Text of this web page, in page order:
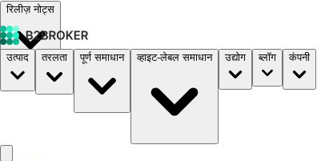
रिलीज़ नोट्स
दस्तावेज़ मूल्य निर्धारणB2STORE
उत्पाद तरलता पूर्ण समाधान व्हाइट-लेबल समाधान उद्योग ब्लॉग कंपनी